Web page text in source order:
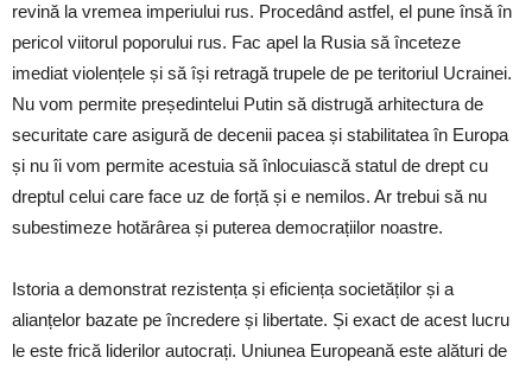
revină la vremea imperiului rus. Procedând astfel, el pune însă în
pericol viitorul poporului rus. Fac apel la Rusia să înceteze
imediat violențele și să își retragă trupele de pe teritoriul Ucrainei.
Nu vom permite președintelui Putin să distrugă arhitectura de
securitate care asigură de decenii pacea și stabilitatea în Europa
și nu îi vom permite acestuia să înlocuiască statul de drept cu
dreptul celui care face uz de forță și e nemilos. Ar trebui să nu
subestimeze hotărârea și puterea democrațiilor noastre.
Istoria a demonstrat rezistența și eficiența societăților și a
alianțelor bazate pe încredere și libertate. Și exact de acest lucru
le este frică liderilor autocrați. Uniunea Europeană este alături de